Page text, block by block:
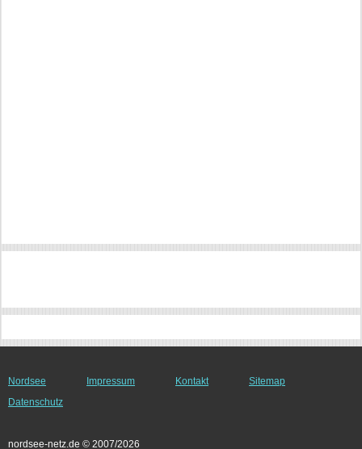
Nordsee Impressum Kontakt
Sitemap
Datenschutz
nordsee-netz.de © 2007/2026